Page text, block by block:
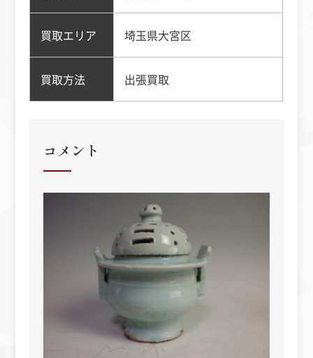
買取エリア 埼玉県大宮区
買取方法 出張買取
コメント